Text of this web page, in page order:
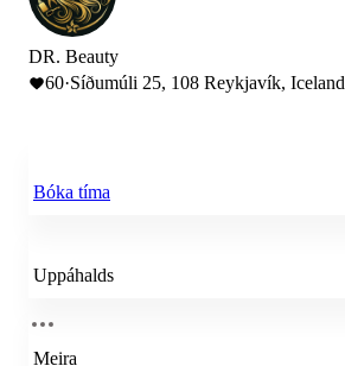
DR. Beauty
60·Síðumúli 25, 108 Reykjavík, Iceland
Bóka tíma
Uppáhalds
Meira